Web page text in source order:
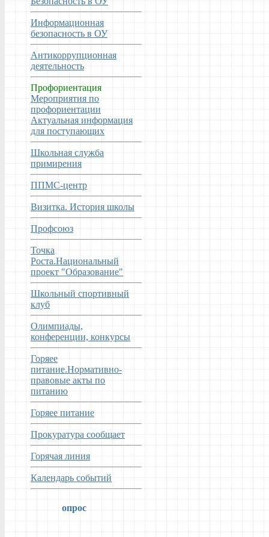
Информационная
безопасность в ОУ
Антикоррупционная
деятельность
Профориентация
Мероприятия по
профориентации
Актуальная информация
для поступающих
Школьная служба
примирения
ППМС-центр
Визитка. История школы
Профсоюз
Точка
Роста.Национальный
проект "Образование"
Школьный спортивный
клуб
Олимпиады,
конференции, конкурсы
Горяее
питание.Нормативно-
правовые акты по
питанию
Горяее питание
Прокуратура сообщает
Горячая линия
Календарь событий
опрос